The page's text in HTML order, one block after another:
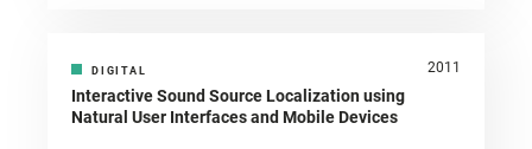
DIGITAL 2011
Interactive Sound Source Localization using
Natural User Interfaces and Mobile Devices